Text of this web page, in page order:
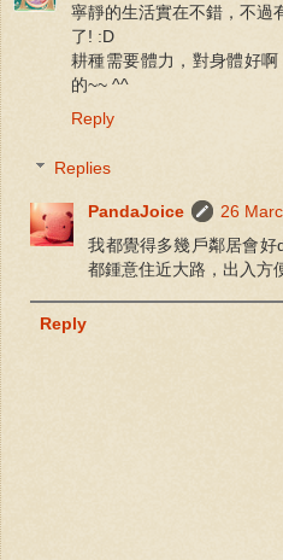
寧靜的生活實在不錯，不過
了! :D
耕種需要體力，對身體好
的~~ ^^
Reply
Replies
PandaJoice
26
我都覺得多幾戶鄰居會好
都鍾意住近大路，出入方
Reply